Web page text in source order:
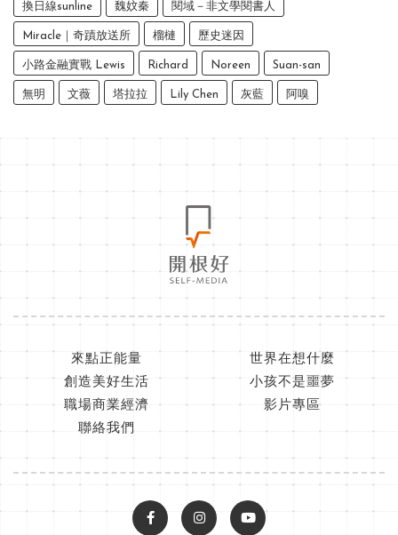
換日線sunline 魏妏秦 閱域－非文學閱書人
Miracle｜奇蹟放送所 榴槤 歷史迷因
小路金融實戰 Lewis Richard Noreen Suan-san
無明 文薇 塔拉拉 Lily Chen 灰藍 阿嗅
來點正能量
世界在想什麼
創造美好生活
小孩不是噩夢
職場商業經濟
影片專區
聯絡我們